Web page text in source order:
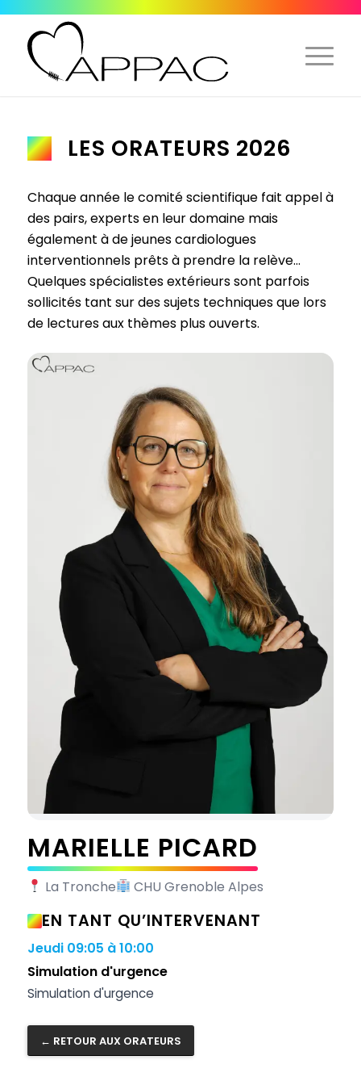
LES ORATEURS 2026
Chaque année le comité scientifique fait appel à
des pairs, experts en leur domaine mais
également à de jeunes cardiologues
interventionnels prêts à prendre la relève…
Quelques spécialistes extérieurs sont parfois
sollicités tant sur des sujets techniques que lors
de lectures aux thèmes plus ouverts.
MARIELLE PICARD
La Tronche CHU Grenoble Alpes
EN TANT QU’INTERVENANT
Jeudi 09:05 à 10:00
Simulation d'urgence
Simulation d'urgence
← RETOUR AUX ORATEURS